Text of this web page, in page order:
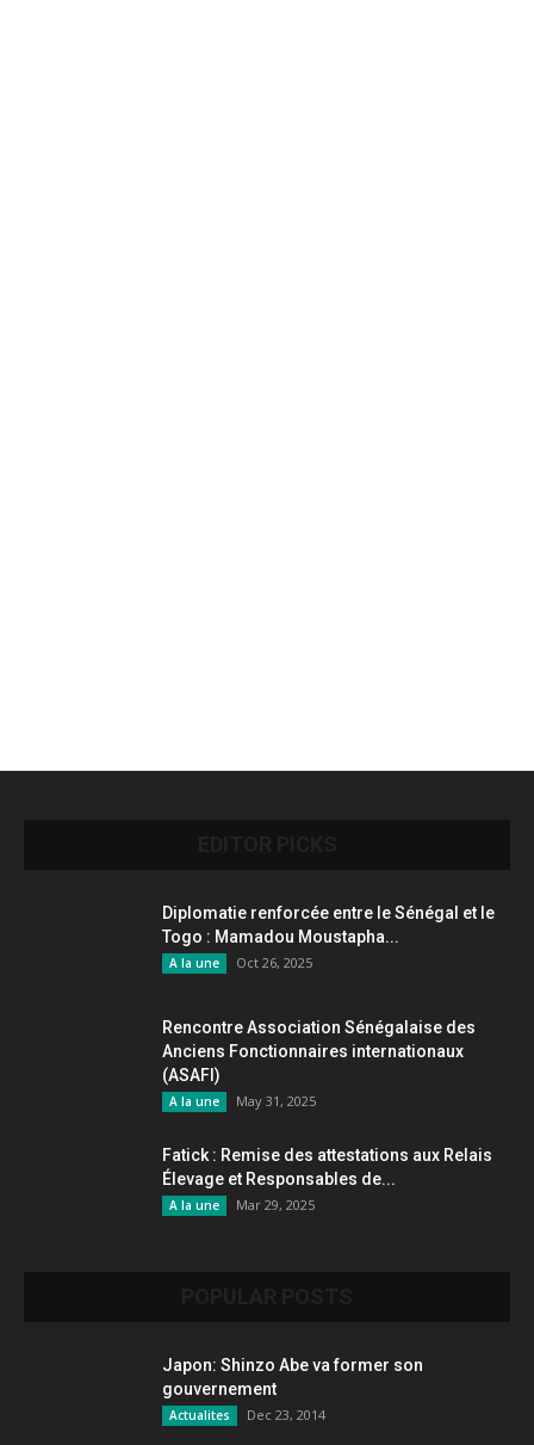
Diplomatie renforcée entre le Sénégal et le
Togo : Mamadou Moustapha...
A la une Oct 26, 2025
Rencontre Association Sénégalaise des
Anciens Fonctionnaires internationaux
(ASAFI)
A la une May 31, 2025
Fatick : Remise des attestations aux Relais
Élevage et Responsables de...
A la une Mar 29, 2025
Japon: Shinzo Abe va former son
gouvernement
Actualites Dec 23, 2014